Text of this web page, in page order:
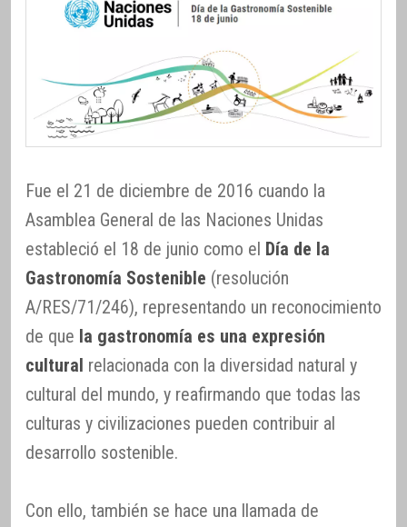
Fue el 21 de diciembre de 2016 cuando la
Asamblea General de las Naciones Unidas
estableció el 18 de junio como el Día de la
Gastronomía Sostenible (resolución
A/RES/71/246), representando un reconocimiento
de que la gastronomía es una expresión
cultural relacionada con la diversidad natural y
cultural del mundo, y reafirmando que todas las
culturas y civilizaciones pueden contribuir al
desarrollo sostenible.
Con ello, también se hace una llamada de